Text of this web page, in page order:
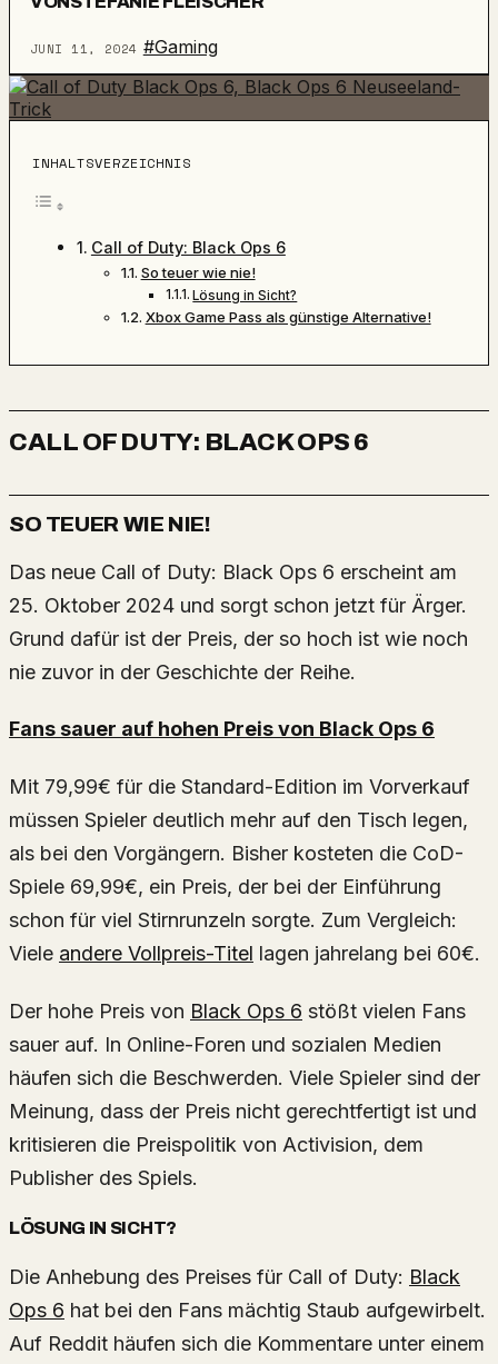
JUNI 11, 2024 #Gaming
INHALTSVERZEICHNIS
Call of Duty: Black Ops 6
So teuer wie nie!
Lösung in Sicht?
Xbox Game Pass als günstige Alternative!
CALL OF DUTY: BLACK OPS 6
SO TEUER WIE NIE!
Das neue Call of Duty: Black Ops 6 erscheint am
25. Oktober 2024 und sorgt schon jetzt für Ärger.
Grund dafür ist der Preis, der so hoch ist wie noch
nie zuvor in der Geschichte der Reihe.
Fans sauer auf hohen Preis von Black Ops 6
Mit 79,99€ für die Standard-Edition im Vorverkauf
müssen Spieler deutlich mehr auf den Tisch legen,
als bei den Vorgängern. Bisher kosteten die CoD-
Spiele 69,99€, ein Preis, der bei der Einführung
schon für viel Stirnrunzeln sorgte. Zum Vergleich:
Viele andere Vollpreis-Titel lagen jahrelang bei 60€.
Der hohe Preis von Black Ops 6 stößt vielen Fans
sauer auf. In Online-Foren und sozialen Medien
häufen sich die Beschwerden. Viele Spieler sind der
Meinung, dass der Preis nicht gerechtfertigt ist und
kritisieren die Preispolitik von Activision, dem
Publisher des Spiels.
LÖSUNG IN SICHT?
Die Anhebung des Preises für Call of Duty: Black
Ops 6 hat bei den Fans mächtig Staub aufgewirbelt.
Auf Reddit häufen sich die Kommentare unter einem